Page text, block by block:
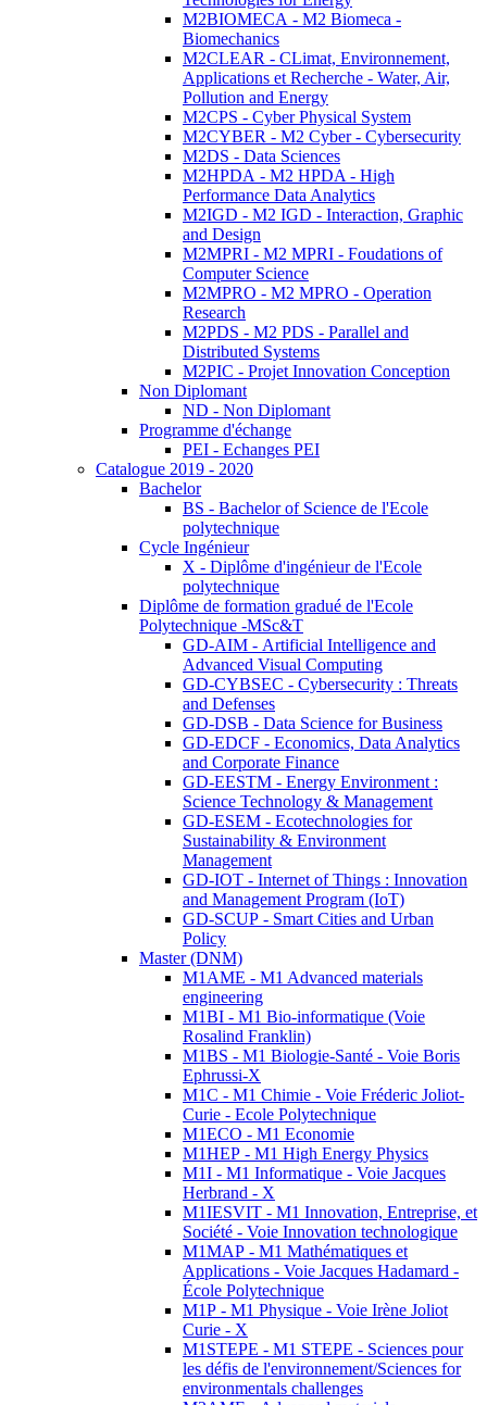
M2BIOMECA - M2 Biomeca -
Biomechanics
M2CLEAR - CLimat, Environnement,
Applications et Recherche - Water, Air,
Pollution and Energy
M2CPS - Cyber Physical System
M2CYBER - M2 Cyber - Cybersecurity
M2DS - Data Sciences
M2HPDA - M2 HPDA - High
Performance Data Analytics
M2IGD - M2 IGD - Interaction, Graphic
and Design
M2MPRI - M2 MPRI - Foudations of
Computer Science
M2MPRO - M2 MPRO - Operation
Research
M2PDS - M2 PDS - Parallel and
Distributed Systems
M2PIC - Projet Innovation Conception
Non Diplomant
ND - Non Diplomant
Programme d'échange
PEI - Echanges PEI
Catalogue 2019 - 2020
Bachelor
BS - Bachelor of Science de l'Ecole
polytechnique
Cycle Ingénieur
X - Diplôme d'ingénieur de l'Ecole
polytechnique
Diplôme de formation gradué de l'Ecole
Polytechnique -MSc&T
GD-AIM - Artificial Intelligence and
Advanced Visual Computing
GD-CYBSEC - Cybersecurity : Threats
and Defenses
GD-DSB - Data Science for Business
GD-EDCF - Economics, Data Analytics
and Corporate Finance
GD-EESTM - Energy Environment :
Science Technology & Management
GD-ESEM - Ecotechnologies for
Sustainability & Environment
Management
GD-IOT - Internet of Things : Innovation
and Management Program (IoT)
GD-SCUP - Smart Cities and Urban
Policy
Master (DNM)
M1AME - M1 Advanced materials
engineering
M1BI - M1 Bio-informatique (Voie
Rosalind Franklin)
M1BS - M1 Biologie-Santé - Voie Boris
Ephrussi-X
M1C - M1 Chimie - Voie Fréderic Joliot-
Curie - Ecole Polytechnique
M1ECO - M1 Economie
M1HEP - M1 High Energy Physics
M1I - M1 Informatique - Voie Jacques
Herbrand - X
M1IESVIT - M1 Innovation, Entreprise, et
Société - Voie Innovation technologique
M1MAP - M1 Mathématiques et
Applications - Voie Jacques Hadamard -
École Polytechnique
M1P - M1 Physique - Voie Irène Joliot
Curie - X
M1STEPE - M1 STEPE - Sciences pour
les défis de l'environnement/Sciences for
environmentals challenges